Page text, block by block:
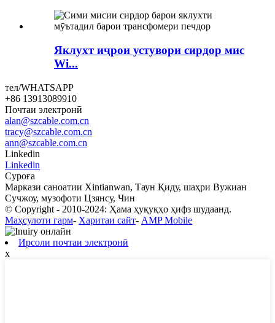
Яклухт иҷрои устувори сирдор мис
Wi...
тел/WHATSAPP
+86 13913089910
Почтаи электронӣ
alan@szcable.com.cn
tracy@szcable.com.cn
ann@szcable.com.cn
Linkedin
Linkedin
Суроға
Маркази саноатии Xintianwan, Таун Қиду, шаҳри Вужиан
Сучжоу, музофоти Цзянсу, Чин
© Copyright - 2010-2024: Ҳама ҳуқуқҳо ҳифз шудаанд.
Маҳсулоти гарм- Харитаи сайт- AMP Mobile
Ирсоли почтаи электронӣ
x